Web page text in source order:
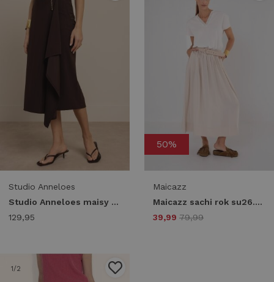
Studio Anneloes
Studio Anneloes maisy skirt 13883 8700 espresso
129,95
50%
Maicazz
Maicazz sachi rok su26.50.036 sand
39,99 79,99
1/2